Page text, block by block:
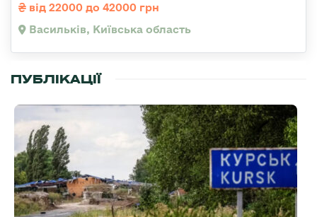
від 22000 до 42000 грн
Васильків, Київська область
ПУБЛІКАЦІЇ